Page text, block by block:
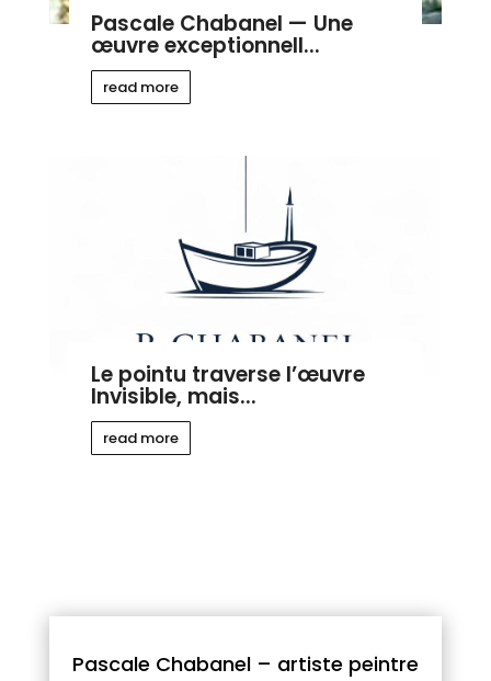
Pascale Chabanel — Une
œuvre exceptionnell...
read more
Le pointu traverse l’œuvre
Invisible, mais...
read more
Pascale Chabanel – artiste peintre